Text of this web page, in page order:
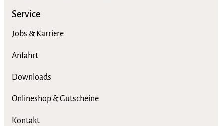
Service
Jobs & Karriere
Anfahrt
Downloads
Onlineshop & Gutscheine
Kontakt